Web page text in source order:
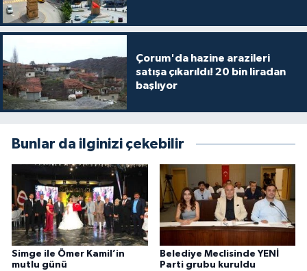
Çorum'da hazine arazileri
satışa çıkarıldı! 20 bin liradan
başlıyor
Bunlar da ilginizi çekebilir
Simge ile Ömer Kamil’in
mutlu günü
Belediye Meclisinde YENİ
Parti grubu kuruldu